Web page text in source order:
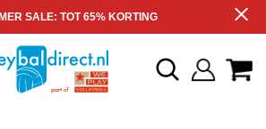
SALE: TOT 65% KORTING